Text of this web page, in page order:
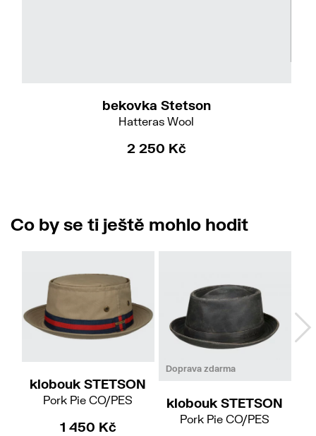
bekovka Stetson
Hatteras Wool
2 250 Kč
Co by se ti ještě mohlo hodit
klobouk STETSON
Pork Pie CO/PES
1 450 Kč
Doprava zdarma
55/S59/L
klobouk STETSON
Pork Pie CO/PES